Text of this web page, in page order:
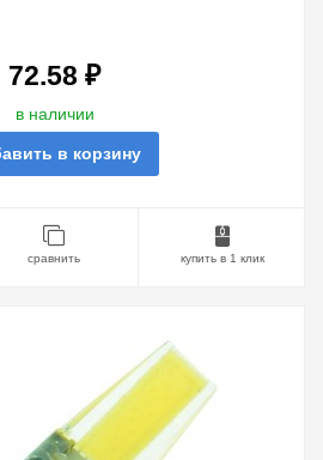
72.58 ₽
в наличии
в корзину
сравнить купить в 1 клик